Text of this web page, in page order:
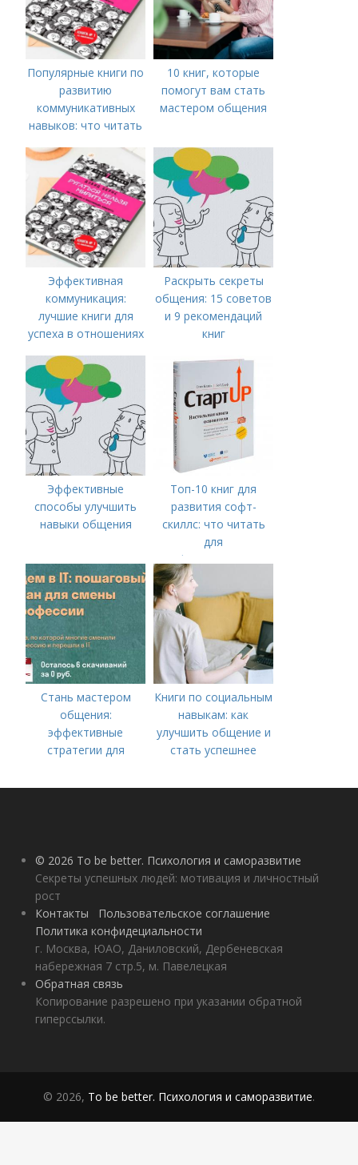
Популярные книги по
развитию
коммуникативных
навыков: что читать
общения
10 книг, которые
помогут вам стать
мастером общения
Эффективная
коммуникация:
лучшие книги для
успеха в отношениях
Раскрыть секреты
общения: 15 советов
и 9 рекомендаций
книг
Эффективные
способы улучшить
навыки общения
Топ-10 книг для
развития софт-
скиллс: что читать
для
профессионального
Стань мастером
общения:
эффективные
стратегии для
коммуникативных
Книги по социальным
навыкам: как
улучшить общение и
стать успешнее
© 2026 To be better. Психология и саморазвитие
Секреты успешных людей: мотивация и личностный
рост
Контакты
Пользовательское соглашение
Политика конфидециальности
г. Москва, ЮАО, Даниловский, Дербеневская
набережная 7 стр.5, м. Павелецкая
Обратная связь
Копирование разрешено при указании обратной
гиперссылки.
© 2026, To be better. Психология и саморазвитие.